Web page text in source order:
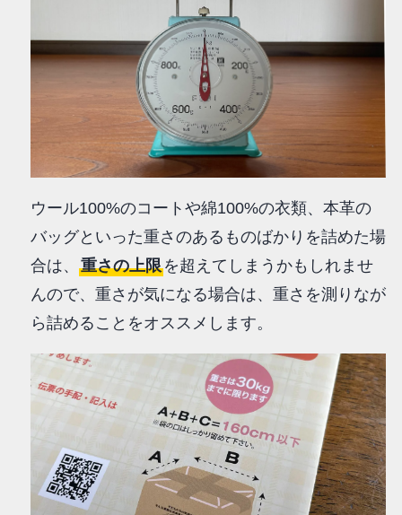
ウール100%のコートや綿100%の衣類、本革の
バッグといった重さのあるものばかりを詰めた場
合は、 重さの上限を超えてしまうかもしれませ
んので、重さが気になる場合は、重さを測りなが
ら詰めることをオススメします。